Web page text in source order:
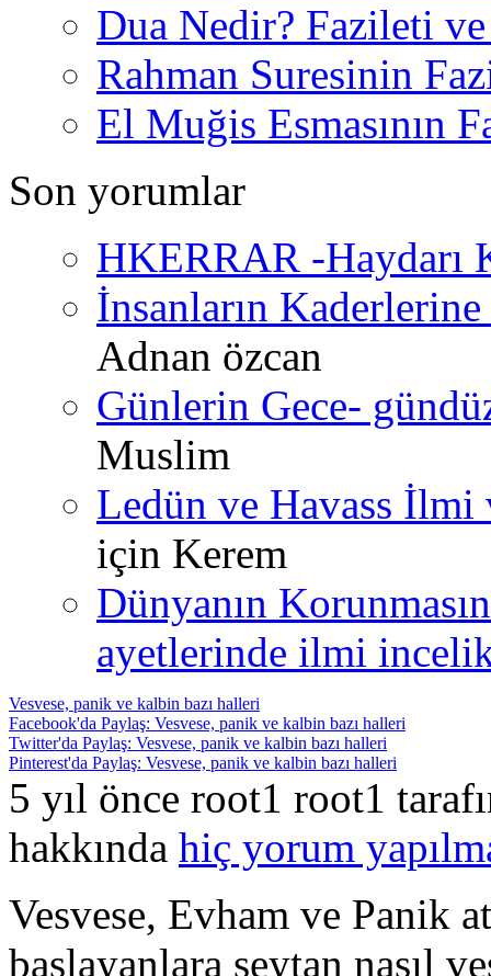
Dua Nedir? Fazileti
Rahman Suresinin
El Muğis Esmasının
Son yorumlar
HKERRAR -Haydarı
İnsanların
Adnan özcan
Günlerin Gece-
Muslim
Ledün ve Havass İlmi
için Kerem
Dünyanın
ayetlerinde ilmi
Vesvese, panik ve kalbin bazı halleri
Facebook'da Paylaş: Vesvese, panik ve kalbin bazı halleri
Twitter'da Paylaş: Vesvese, panik ve kalbin bazı halleri
Pinterest'da Paylaş: Vesvese, panik ve kalbin bazı halleri
5 yıl önce root1 root1
hakkında hiç yorum
Vesvese, Evham ve Panik
başlayanlara şeytan nasıl